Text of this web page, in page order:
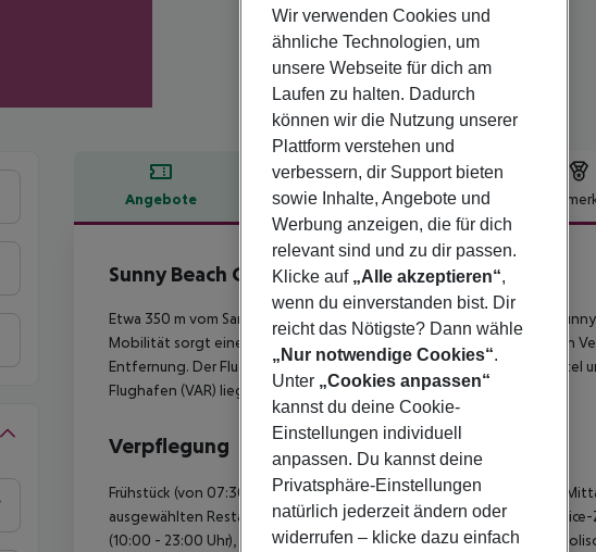
Angebote Hotelbeschreibung
Hotelbeschreibung
Sunny Beach Club
4
Etwa 350 m vom Sandstrand entfernt liegt das Hotel Cook''s Club
Mobilität sorgt eine Bushaltestelle (ca. 400 m entfernt). Zur ärztlichen
Entfernung. Der Flughafen (BOJ) ist ca. 27 km entfernt. Zwischen
Flughafen (VAR) liegt in etwa 100 km Entfernung.
Verpflegung
Frühstück (von 07:30 - 10:00 Uhr) vom Buffet. All Inclusive: Frühstück,
ausgewählten Restaurants. Wasser und Cocktails zu bestimmten
(10:00 - 23:00 Uhr), Kaffee & Tee (10:00 - 23:00 Uhr), nationale
Wir verwenden Cookies und
ähnliche Technologien, um
unsere Webseite für dich am
Laufen zu halten. Dadurch
können wir die Nutzung unserer
Plattform verstehen und
verbessern, dir Support bieten
sowie Inhalte, Angebote und
Werbung anzeigen, die für dich
relevant sind und zu dir passen.
Klicke auf „Alle akzeptieren“,
wenn du einverstanden bist. Dir
reicht das Nötigste? Dann wähle
„Nur notwendige Cookies“.
Unter „Cookies anpassen“
kannst du deine Cookie-
Einstellungen individuell
anpassen. Du kannst deine
Privatsphäre-Einstellungen
natürlich jederzeit ändern oder
widerrufen – klicke dazu einfach